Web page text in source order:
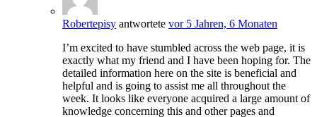
Robertepisy antwortete vor 5 Jahren, 6 Monaten
I’m excited to have stumbled across the web page, it is
exactly what my friend and I have been hoping for. The
detailed information here on the site is beneficial and
helpful and is going to assist me all throughout the
week. It looks like everyone acquired a large amount of
knowledge concerning this and other pages and